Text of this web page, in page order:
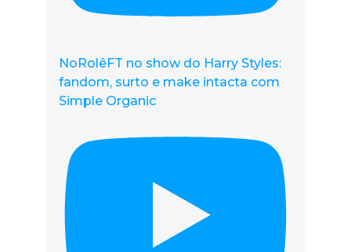
NoRolêFT no show do Harry Styles:
fandom, surto e make intacta com
Simple Organic